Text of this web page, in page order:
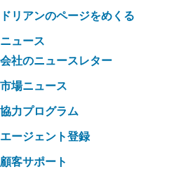
ドリアンのページをめくる
ニュース
会社のニュースレター
市場ニュース
協力プログラム
エージェント登録
顧客サポート